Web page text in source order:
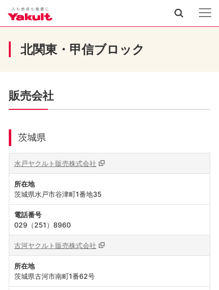
北関東・甲信ブロック
販売会社
茨城県
水戸ヤクルト販売株式会社
所在地
茨城県水戸市谷津町1番地35
電話番号
029（251）8960
古河ヤクルト販売株式会社
所在地
茨城県古河市南町1番62号